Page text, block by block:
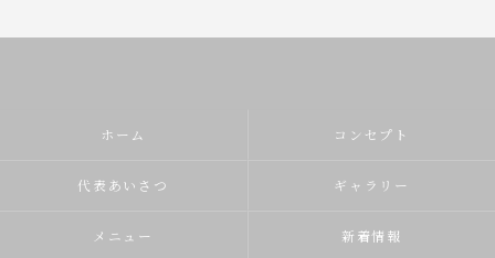
ホーム コンセプト
代表あいさつ ギャラリー
メニュー 新着情報